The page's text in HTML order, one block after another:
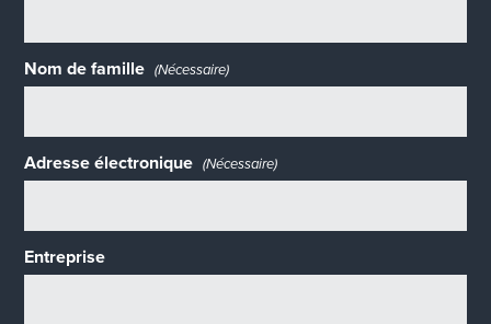
Nom de famille (Nécessaire)
Adresse électronique (Nécessaire)
Entreprise